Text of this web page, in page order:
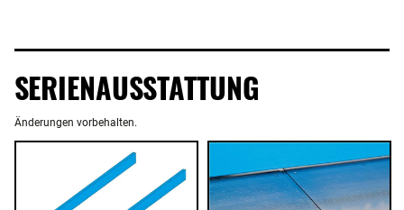
SERIENAUSSTATTUNG
Änderungen vorbehalten.